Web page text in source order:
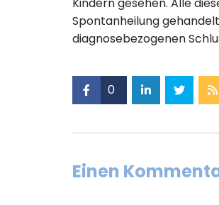
Kindern gesehen. Alle
Spontanheilung
diagnosebezogenen
0
Einen